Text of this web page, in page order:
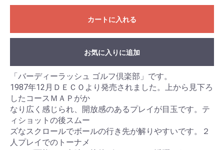
カートに入れる
お気に入りに追加
「バーディーラッシュ ゴルフ倶楽部」です。
1987年12月ＤＥＣＯより発売されました。上から見下ろ
したコースＭＡＰがか
なり広く感じられ、開放感のあるプレイが目玉です。テ
ィショットの後スムー
ズなスクロールでボールの行き先が解りやすいです。２
人プレイでのトーナメ